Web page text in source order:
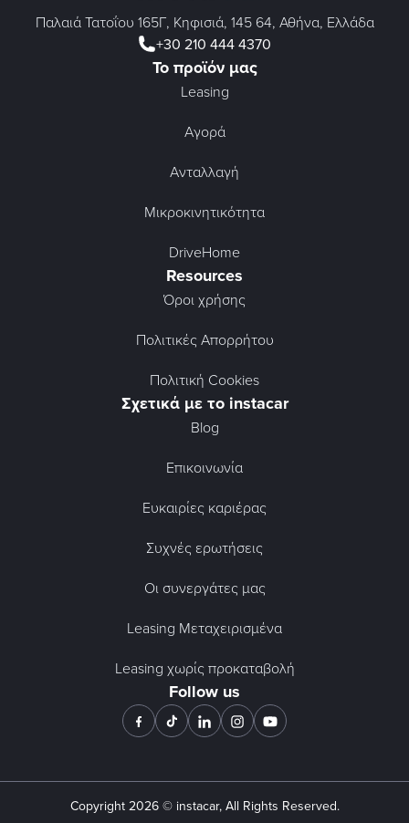
Παλαιά Τατοΐου 165Γ, Κηφισιά, 145 64, Αθήνα, Ελλάδα
+30 210 444 4370
Το προϊόν μας
Leasing
Αγορά
Ανταλλαγή
Μικροκινητικότητα
DriveHome
Resources
Όροι χρήσης
Πολιτικές Απορρήτου
Πολιτική Cookies
Σχετικά με το instacar
Blog
Επικοινωνία
Ευκαιρίες καριέρας
Συχνές ερωτήσεις
Οι συνεργάτες μας
Leasing Μεταχειρισμένα
Leasing χωρίς προκαταβολή
Follow us
Copyright 2026© instacar, All Rights Reserved.